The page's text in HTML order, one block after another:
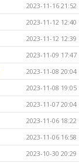
2023-11-16 21:52
2023-11-12 12:40
2023-11-12 12:39
2023-11-09 17:47
2023-11-08 20:04
2023-11-08 19:05
2023-11-07 20:04
2023-11-06 18:22
2023-11-06 16:58
2023-10-30 20:29